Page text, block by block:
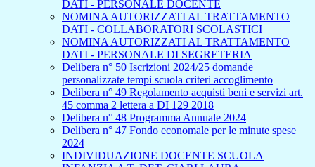
DATI - PERSONALE DOCENTE
NOMINA AUTORIZZATI AL TRATTAMENTO
DATI - COLLABORATORI SCOLASTICI
NOMINA AUTORIZZATI AL TRATTAMENTO
DATI - PERSONALE DI SEGRETERIA
Delibera n° 50 Iscrizioni 2024/25 domande
personalizzate tempi scuola criteri accoglimento
Delibera n° 49 Regolamento acquisti beni e servizi art.
45 comma 2 lettera a DI 129 2018
Delibera n° 48 Programma Annuale 2024
Delibera n° 47 Fondo economale per le minute spese
2024
INDIVIDUAZIONE DOCENTE SCUOLA